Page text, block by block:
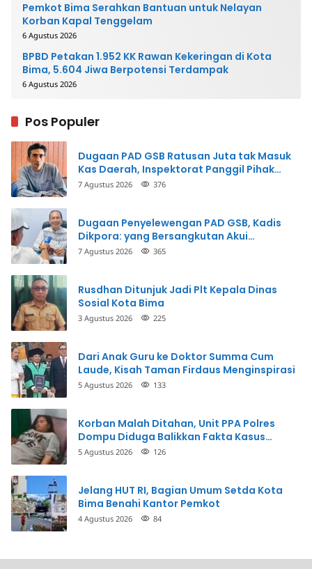
Pemkot Bima Serahkan Bantuan untuk Nelayan
Korban Kapal Tenggelam
6 Agustus 2026
BPBD Petakan 1.952 KK Rawan Kekeringan di Kota
Bima, 5.604 Jiwa Berpotensi Terdampak
6 Agustus 2026
Pos Populer
Dugaan PAD GSB Ratusan Juta tak Masuk
Kas Daerah, Inspektorat Panggil Pihak
Terkait
7 Agustus 2026 376
Dugaan Penyelewengan PAD GSB, Kadis
Dikpora: yang Bersangkutan Akui
Perbuatannya dan Siap Mengembalikan
7 Agustus 2026 365
Rusdhan Ditunjuk Jadi Plt Kepala Dinas
Sosial Kota Bima
3 Agustus 2026 225
Dari Anak Guru ke Doktor Summa Cum
Laude, Kisah Taman Firdaus Menginspirasi
5 Agustus 2026 133
Korban Malah Ditahan, Unit PPA Polres
Dompu Diduga Balikkan Fakta Kasus
Penganiayaan
5 Agustus 2026 126
Jelang HUT RI, Bagian Umum Setda Kota
Bima Benahi Kantor Pemkot
4 Agustus 2026 84